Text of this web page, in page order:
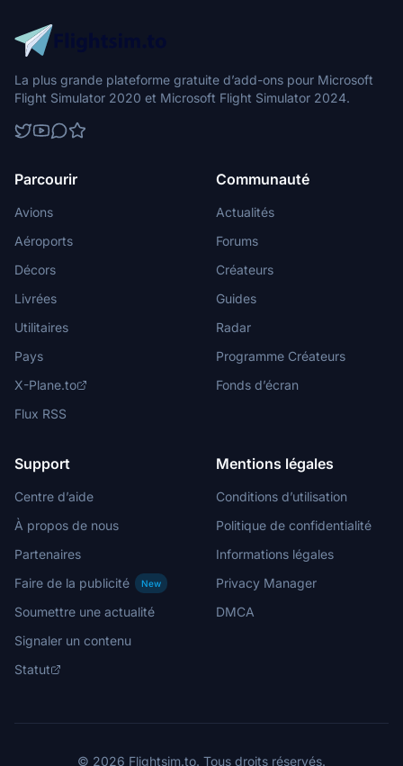
La plus grande plateforme gratuite d’add-ons pour Microsoft
Flight Simulator 2020 et Microsoft Flight Simulator 2024.
Parcourir
Avions
Aéroports
Décors
Livrées
Utilitaires
Pays
X-Plane.to
Flux RSS
Communauté
Actualités
Forums
Créateurs
Guides
Radar
Programme Créateurs
Fonds d’écran
Support
Centre d’aide
À propos de nous
Partenaires
Faire de la publicité
New
Soumettre une actualité
Signaler un contenu
Statut
Mentions légales
Conditions d’utilisation
Politique de confidentialité
Informations légales
Privacy Manager
DMCA
© 2026 Flightsim.to. Tous droits réservés.